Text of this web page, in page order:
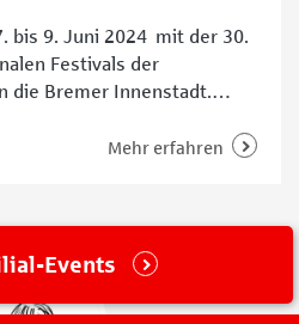
bis 9. Juni 2024 mit der 30.
Festivals der
die Bremer Innenstadt.
verspricht eine besondere
Mehr erfahren
Events